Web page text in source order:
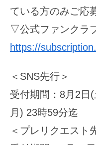
ている方のみご応
▽公式ファンクラ
https://
＜SNS先行＞
受付期間：8月2日
月) 23時59分迄
＜プレリクエスト